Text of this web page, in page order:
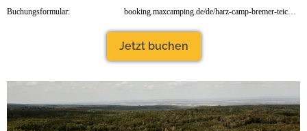
Buchungsformular: booking.maxcamping.de/de/harz-camp-bremer-teich?aid=d30a1b7f-db4f-4c76-8381-19314108e497
Jetzt buchen